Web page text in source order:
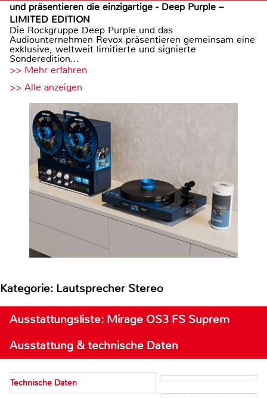
und präsentieren die einzigartige - Deep Purple –
LIMITED EDITION
Die Rockgruppe Deep Purple und das
Audiounternehmen Revox präsentieren gemeinsam eine
exklusive, weltweit limitierte und signierte
Sonderedition...
>> Mehr erfahren
>> Alle anzeigen
Kategorie: Lautsprecher Stereo
Ausstattungsliste: Mirage OS3 FS Suprem
Ausstattung & technische Daten
Technische Daten